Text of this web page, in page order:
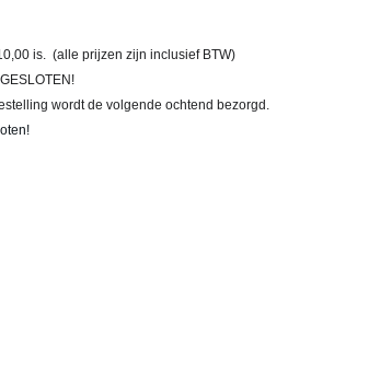
is.  (alle prijzen zijn inclusief BTW)
wordt de volgende ochtend bezorgd.